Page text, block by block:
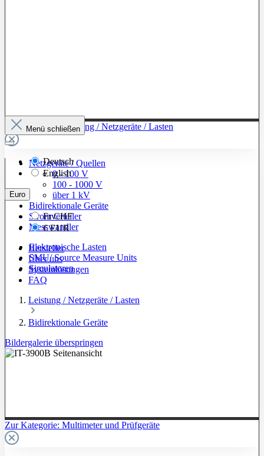
Zur Kategorie: Leistung / Netzgeräte / Lasten
Netzgeräte / Quellen
0 - 100 V
100 - 1000 V
über 1 kV
Bidirektionale Geräte
Stromverteiler
Messwandler
Elektronische Lasten
SMU/ Source Measure Units
Simulatoren
Zur Kategorie: Multimeter und Prüfgeräte
Menü schließen
Deutsch
English
Euro
FrCHF
€EUR
Hersteller
Über uns
Systemlösungen
FAQ
Leistung / Netzgeräte / Lasten
Bidirektionale Geräte
Bildergalerie überspringen